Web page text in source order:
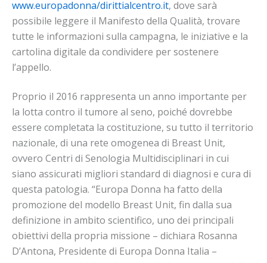
www.europadonna/dirittialcentro.it, dove sarà
possibile leggere il Manifesto della Qualità, trovare
tutte le informazioni sulla campagna, le iniziative e la
cartolina digitale da condividere per sostenere
l’appello.
Proprio il 2016 rappresenta un anno importante per
la lotta contro il tumore al seno, poiché dovrebbe
essere completata la costituzione, su tutto il territorio
nazionale, di una rete omogenea di Breast Unit,
ovvero Centri di Senologia Multidisciplinari in cui
siano assicurati migliori standard di diagnosi e cura di
questa patologia. “Europa Donna ha fatto della
promozione del modello Breast Unit, fin dalla sua
definizione in ambito scientifico, uno dei principali
obiettivi della propria missione – dichiara Rosanna
D’Antona, Presidente di Europa Donna Italia –